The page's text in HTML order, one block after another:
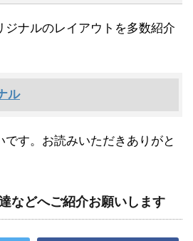
ジナルのレイアウトを多数紹介
ル
です。お読みいただきありがと
などへご紹介お願いします